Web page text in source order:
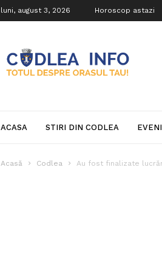
luni, august 3, 2026 Horoscop astazi
Info
ACASA STIRI DIN CODLEA
Acasă Codlea Au fost finalizate